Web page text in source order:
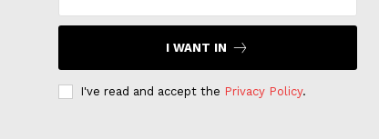
I WANT IN
I've read and accept the Privacy Policy.